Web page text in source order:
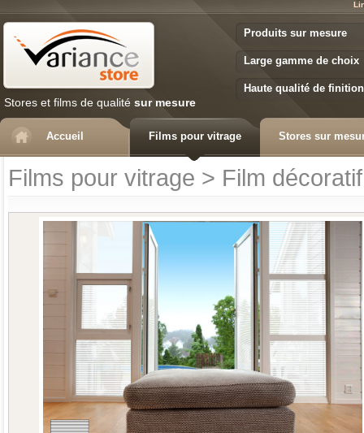
Stores et films de qualité sur mesure
Produits sur mesure
Large gamme de choix
Haute qualité de finition
Accueil Films pour vitrage Stores sur
Films pour vitrage > Film décoratif